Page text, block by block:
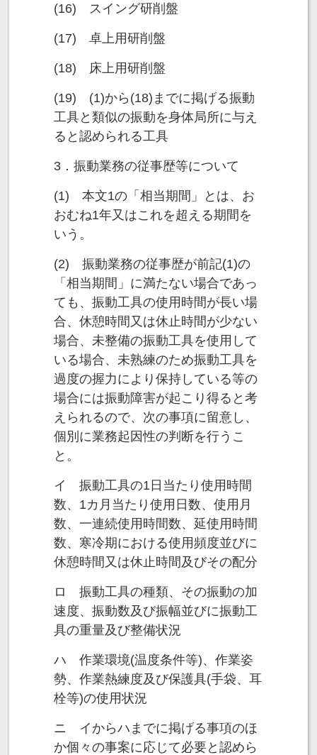
(16) スイング研削盤
(17) 卓上用研削盤
(18) 床上用研削盤
(19) (1)から(18)までに掲げる振動
工具と類似の振動を身体局所に与え
ると認められる工具
3．振動業務の従事歴等について
(1) 本文1の「相当期間」とは、お
おむね1年又はこれを超える期間を
いう。
(2) 振動業務の従事歴が前記(1)の
「相当期間」に満たない場合であっ
ても、振動工具の使用時間が長い場
合、休憩時間又は休止時間が少ない
場合、未整備の振動工具を使用して
いる場合、未熟練のため振動工具を
過度の握力により保持している等の
場合には振動障害が起こり得ると考
えられるので、次の事項に留意し、
個別に業務起因性の判断を行うこ
と。
イ 振動工具の1日当たり使用時間
数、1カ月当たり使用日数、使用月
数、一連続使用時間数、延使用時間
数、寒冷期における使用頻度並びに
休憩時間又は休止時間及びその配分
ロ 振動工具の種類、その振動の加
速度、振動数及び振幅並びに振動工
具の重量及び整備状況
ハ 作業環境(温度条件等)、作業姿
勢、作業熱練度及び保護具(手袋、耳
栓等)の使用状況
ニ イからハまでに掲げる事項のほ
か個々の事案に応じて必要と認めら